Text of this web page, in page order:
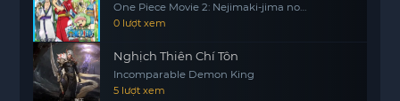
One Piece Movie 2: Nejimaki-jima no
Daibouken, One Piece: Nejimakijima no
Bouken, One Piece: Nejimaki Shima no
0 lượt xem
Nghịch Thiên Chí Tôn
Incomparable Demon King
5 lượt xem